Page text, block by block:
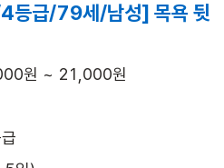
등급/79세/남성] 목욕 뒷
원 ~ 21,000원